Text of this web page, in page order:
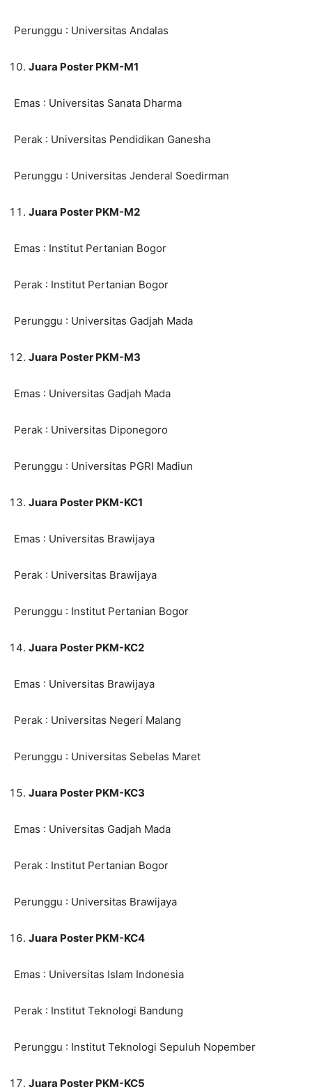
Perunggu : Universitas Andalas
Juara Poster PKM-M1
Emas : Universitas Sanata Dharma
Perak : Universitas Pendidikan Ganesha
Perunggu : Universitas Jenderal Soedirman
Juara Poster PKM-M2
Emas : Institut Pertanian Bogor
Perak : Institut Pertanian Bogor
Perunggu : Universitas Gadjah Mada
Juara Poster PKM-M3
Emas : Universitas Gadjah Mada
Perak : Universitas Diponegoro
Perunggu : Universitas PGRI Madiun
Juara Poster PKM-KC1
Emas : Universitas Brawijaya
Perak : Universitas Brawijaya
Perunggu : Institut Pertanian Bogor
Juara Poster PKM-KC2
Emas : Universitas Brawijaya
Perak : Universitas Negeri Malang
Perunggu : Universitas Sebelas Maret
Juara Poster PKM-KC3
Emas : Universitas Gadjah Mada
Perak : Institut Pertanian Bogor
Perunggu : Universitas Brawijaya
Juara Poster PKM-KC4
Emas : Universitas Islam Indonesia
Perak : Institut Teknologi Bandung
Perunggu : Institut Teknologi Sepuluh Nopember
Juara Poster PKM-KC5